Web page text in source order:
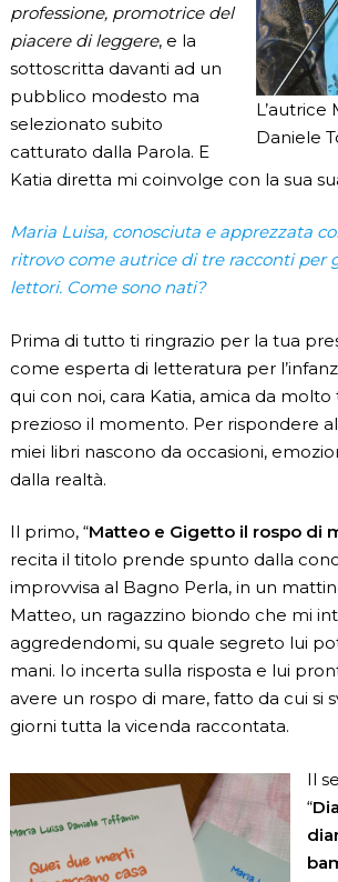
L’autrice
Daniele
professione, promotrice del
piacere di leggere, e la
sottoscritta davanti ad un
pubblico modesto ma
selezionato subito
catturato dalla Parola. E
Katia diretta mi coinvolge con la sua
Maria Luisa, conosciuta e apprezzata
ritrovo come autrice di tre racconti per
lettori. Come sono nati?
Prima di tutto ti ringrazio per la tua
come esperta di letteratura per
qui con noi, cara Katia, amica da
prezioso il momento. Per rispondere
miei libri nascono da occasioni,
dalla realtà.
Il primo, “Matteo e Gigetto il rospo di
recita il titolo prende spunto dalla
improvvisa al Bagno Perla, in un
Matteo, un ragazzino biondo che mi
aggredendomi, su quale segreto lui
mani. Io incerta sulla risposta e lui
avere un rospo di mare, fatto da cui si
giorni tutta la vicenda raccontata.
Il
“